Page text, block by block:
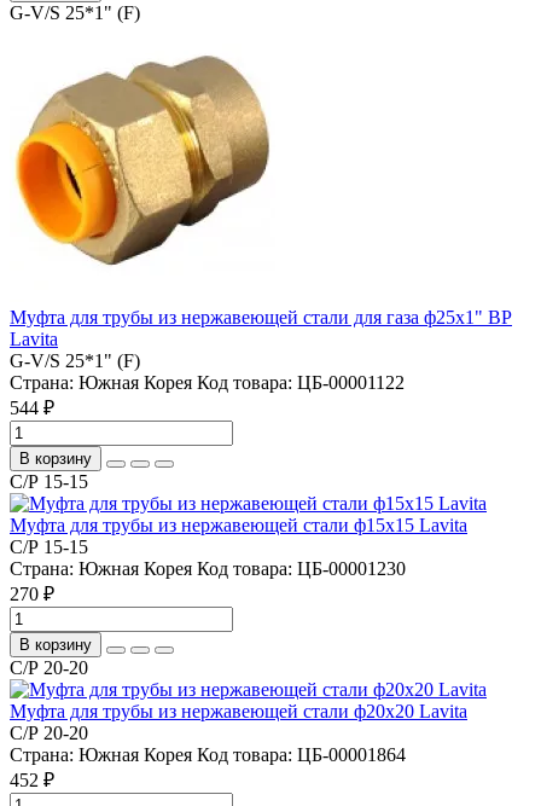
G-V/S 25*1" (F)
Муфта для трубы из нержавеющей стали для газа ф25х1" ВР
Lavita
G-V/S 25*1" (F)
Страна: Южная Корея Код товара: ЦБ-00001122
544 ₽
В корзину
С/Р 15-15
Муфта для трубы из нержавеющей стали ф15х15 Lavita
С/Р 15-15
Страна: Южная Корея Код товара: ЦБ-00001230
270 ₽
В корзину
С/Р 20-20
Муфта для трубы из нержавеющей стали ф20х20 Lavita
С/Р 20-20
Страна: Южная Корея Код товара: ЦБ-00001864
452 ₽